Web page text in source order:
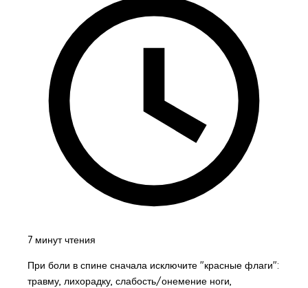
7 минут чтения
При боли в спине сначала исключите "красные флаги":
травму, лихорадку, слабость/онемение ноги,